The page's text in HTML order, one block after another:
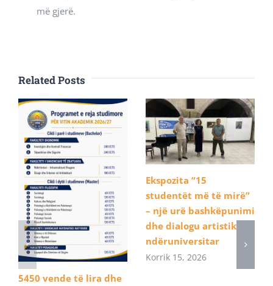
më gjerë.
Related Posts
5450 vende të lira dhe
Ekspozita “15
studentët më të mirë”
– një urë bashkëpunimi
dhe dialogu artistik
ndëruniversitar
Korrik 15, 2026